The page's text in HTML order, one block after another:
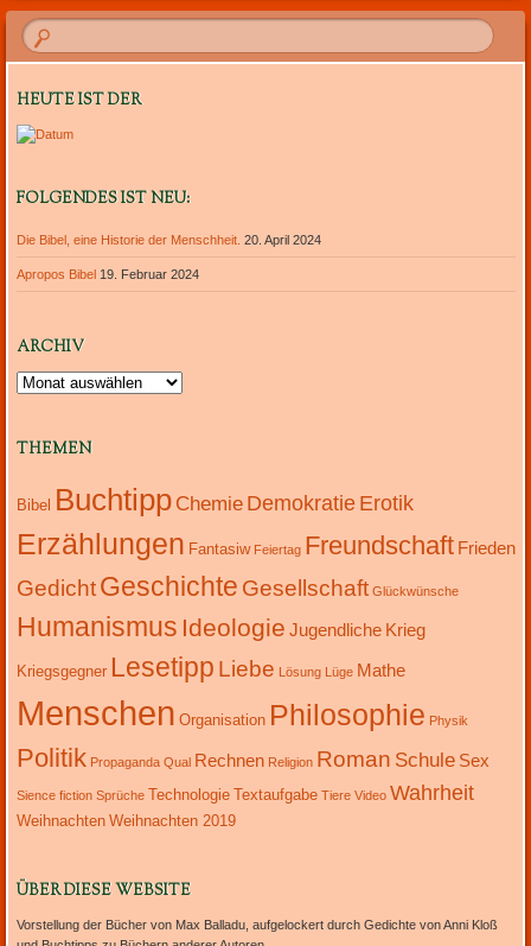
HEUTE IST DER
FOLGENDES IST NEU:
Die Bibel, eine Historie der Menschheit. 20. April 2024
Apropos Bibel 19. Februar 2024
ARCHIV
Archiv
THEMEN
Bibel Buchtipp Chemie Demokratie Erotik
Erzählungen Fantasiw Feiertag Freundschaft Frieden
Gedicht Geschichte Gesellschaft Glückwünsche
Humanismus Ideologie Jugendliche Krieg
Kriegsgegner Lesetipp Liebe Lösung Lüge Mathe
Menschen Organisation Philosophie Physik
Politik Propaganda Qual Rechnen Religion Roman Schule Sex
Sience fiction Sprüche Technologie Textaufgabe Tiere Video Wahrheit
Weihnachten Weihnachten 2019
ÜBER DIESE WEBSITE
Vorstellung der Bücher von Max Balladu, aufgelockert durch Gedichte von Anni Kloß